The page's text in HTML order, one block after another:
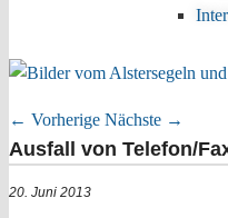
Artikelnavigation
← Vorherige Nächste →
Ausfall von Telefon/
20. Juni 2013